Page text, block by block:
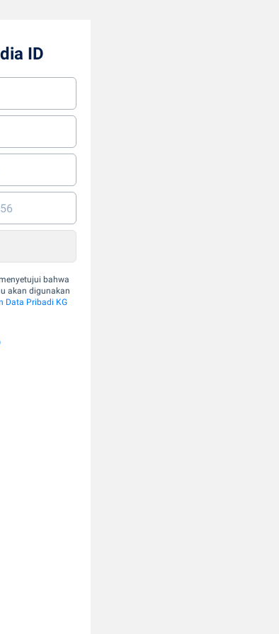
ID
bahwa
akan digunakan
Data Pribadi KG